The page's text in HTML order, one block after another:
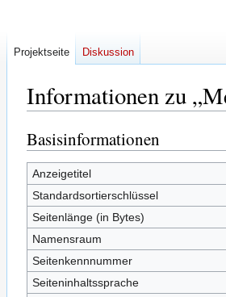
Informationen zu
Zur
Navigation
springen
Zur
Suche
springen
Basisinformationen
Anzeigetitel
Standardsortierschlüssel
Seitenlänge (in Bytes)
Namensraum
Seitenkennnummer
Seiteninhaltssprache
Projektseite Diskussion